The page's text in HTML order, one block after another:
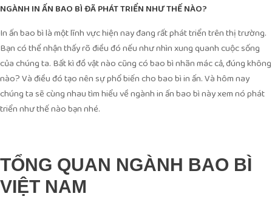
NGÀNH IN ẤN BAO BÌ ĐÃ PHÁT TRIỂN NHƯ THẾ NÀO?
In ấn bao bì là một lĩnh vực hiện nay đang rất phát triển trên thị trường.
Bạn có thể nhận thấy rõ điều đó nếu như nhìn xung quanh cuộc sống
của chúng ta. Bất kì đồ vật nào cũng có bao bì nhãn mác cả, đúng không
nào? Và điều đó tạo nên sự phổ biến cho bao bì in ấn. Và hôm nay
chúng ta sẽ cùng nhau tìm hiểu về ngành in ấn bao bì này xem nó phát
triển như thế nào bạn nhé.
TỔNG QUAN NGÀNH BAO BÌ
VIỆT NAM